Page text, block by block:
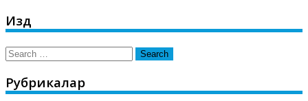
Издөө
Search
Рубрикалар